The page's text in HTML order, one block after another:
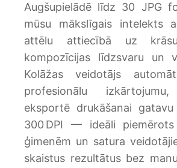
Augšupielādē līdz 30 JPG
mūsu mākslīgais intelekts
attēlu attiecībā uz
kompozīcijas līdzsvaru un
Kolāžas veidotājs
profesionālu
eksportē drukāšanai
300 DPI — ideāli
ģimenēm un satura
skaistus rezultātus bez